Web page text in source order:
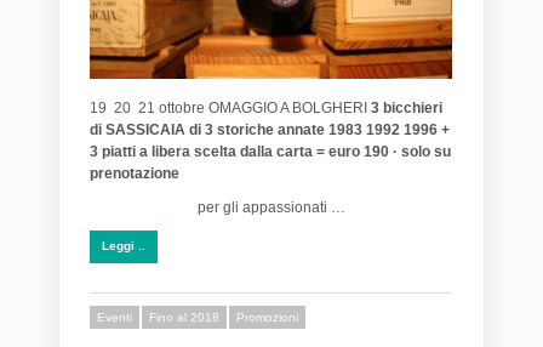
19 20 21 ottobre OMAGGIO A BOLGHERI 3 bicchieri
di SASSICAIA di 3 storiche annate 1983 1992 1996 +
3 piatti a libera scelta dalla carta = euro 190 · solo su
prenotazione
per gli appassionati …
Leggi ..
Eventi Fino al 2018 Promozioni